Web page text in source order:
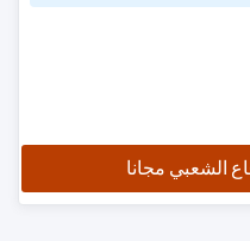
الشعبي مجانا